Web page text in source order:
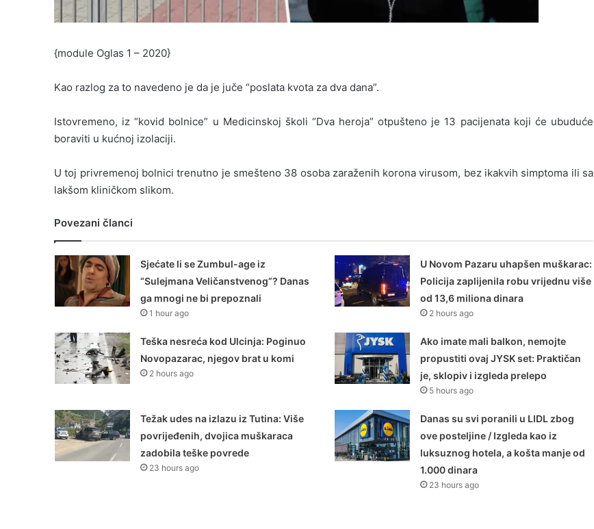
{module Oglas 1 – 2020}
Kao razlog za to navedeno je da je juče “poslata kvota za dva dana”.
Istovremeno, iz “kovid bolnice” u Medicinskoj školi “Dva heroja” otpušteno je 13 pacijenata koji će ubuduće
boraviti u kućnoj izolaciji.
U toj privremenoj bolnici trenutno je smešteno 38 osoba zaraženih korona virusom, bez ikakvih simptoma ili sa
lakšom kliničkom slikom.
Povezani članci
Sjećate li se Zumbul-age iz
“Sulejmana Veličanstvenog”? Danas
ga mnogi ne bi prepoznali
1 hour ago
U Novom Pazaru uhapšen muškarac:
Policija zaplijenila robu vrijednu više
od 13,6 miliona dinara
2 hours ago
Teška nesreća kod Ulcinja: Poginuo
Novopazarac, njegov brat u komi
2 hours ago
Ako imate mali balkon, nemojte
propustiti ovaj JYSK set: Praktičan
je, sklopiv i izgleda prelepo
5 hours ago
Težak udes na izlazu iz Tutina: Više
povrijeđenih, dvojica muškaraca
zadobila teške povrede
23 hours ago
Danas su svi poranili u LIDL zbog
ove posteljine / Izgleda kao iz
luksuznog hotela, a košta manje od
1.000 dinara
23 hours ago